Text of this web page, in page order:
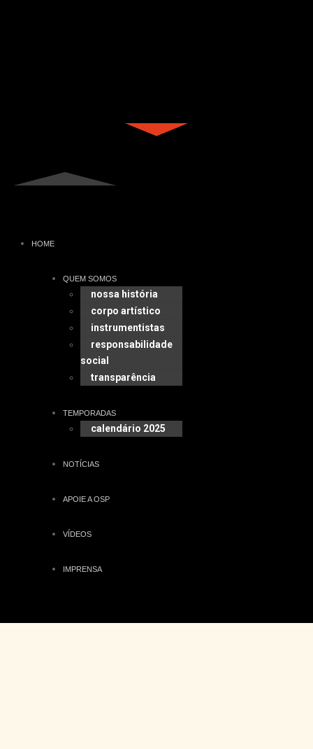
HOME
QUEM SOMOS
nossa história
corpo artístico
instrumentistas
responsabilidade
social
transparência
TEMPORADAS
calendário 2025
NOTÍCIAS
APOIE A OSP
VÍDEOS
IMPRENSA